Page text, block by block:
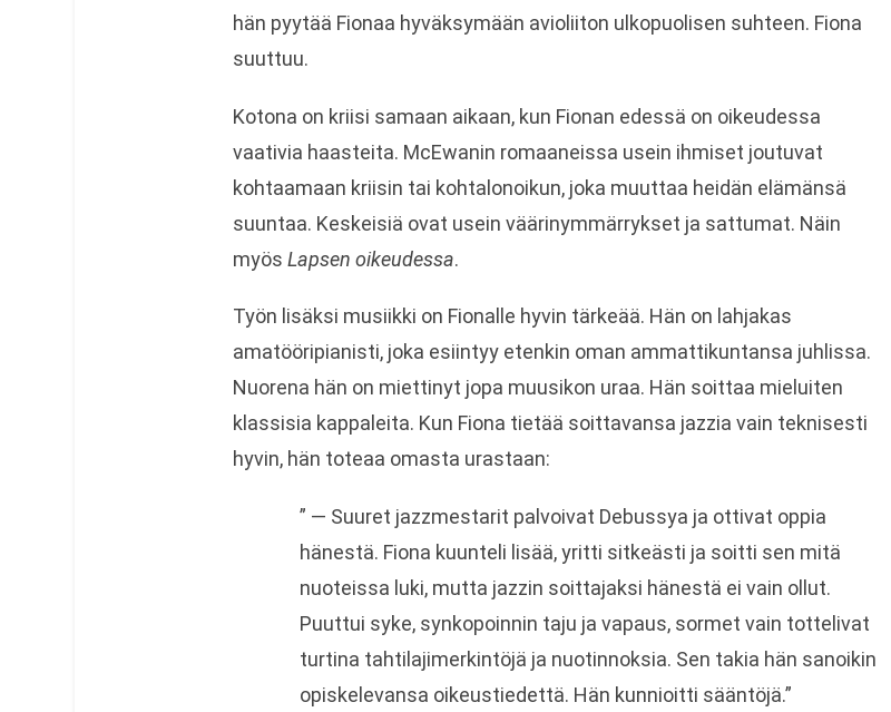
hän pyytää Fionaa hyväksymään avioliiton ulkopuolisen suhteen. Fiona
suuttuu.
Kotona on kriisi samaan aikaan, kun Fionan edessä on oikeudessa
vaativia haasteita. McEwanin romaaneissa usein ihmiset joutuvat
kohtaamaan kriisin tai kohtalonoikun, joka muuttaa heidän elämänsä
suuntaa. Keskeisiä ovat usein väärinymmärrykset ja sattumat. Näin
myös Lapsen oikeudessa.
Työn lisäksi musiikki on Fionalle hyvin tärkeää. Hän on lahjakas
amatööripianisti, joka esiintyy etenkin oman ammattikuntansa juhlissa.
Nuorena hän on miettinyt jopa muusikon uraa. Hän soittaa mieluiten
klassisia kappaleita. Kun Fiona tietää soittavansa jazzia vain teknisesti
hyvin, hän toteaa omasta urastaan:
” — Suuret jazzmestarit palvoivat Debussya ja ottivat oppia
hänestä. Fiona kuunteli lisää, yritti sitkeästi ja soitti sen mitä
nuoteissa luki, mutta jazzin soittajaksi hänestä ei vain ollut.
Puuttui syke, synkopoinnin taju ja vapaus, sormet vain tottelivat
turtina tahtilajimerkintöjä ja nuotinnoksia. Sen takia hän sanoikin
opiskelevansa oikeustiedettä. Hän kunnioitti sääntöjä.”